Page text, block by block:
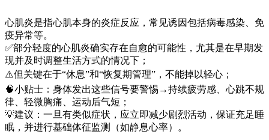
心肌炎是指心肌本身的炎症反应，常见诱因包括病毒感染、免
疫异常等。
✅部分轻度的心肌炎确实存在自愈的可能性，尤其是在早期发
现并及时调整生活方式的情况下；
⚠️但关键在于“休息”和“恢复期管理”，不能掉以轻心；
🧠小贴士：身体发出这些信号要警惕→持续疲劳感、心跳不规
律、轻微胸痛、运动后气短；
💡建议：一旦有类似症状，应立即减少剧烈活动，保证充足睡
眠，并进行基础体征监测（如静息心率）。